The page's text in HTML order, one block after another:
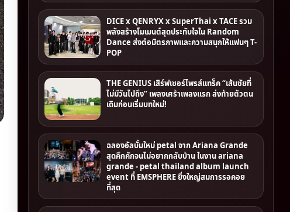
DICE x QENRYX x SuperThai x TACE รวม
พลังสร้างโมเมนต์สุดประทับใจใน Random
Dance ส่งต่อมิตรภาพและความสนุกให้แฟนๆ T-
POP
THE GENIUS เสิร์ฟเซอร์ไพรส์แทร็ค “เส้นชัยที่
ไม่มีวันไปถึง” เพลงเศร้าเพลงแรก ส่งท้ายตัวตน
เดิมก่อนเริ่มบทใหม่!
ฉลองอัลบั้มใหม่ petal จาก Ariana Grande
สุดคึกคักจนไม่อยากกลับบ้าน ในงาน ariana
grande - petal thailand album launch
event ที่ EMSPHERE ยิ่งใหญ่สมการรอคอย
ที่สุด